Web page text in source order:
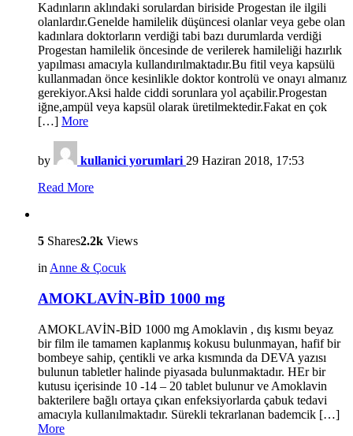
Kadınların aklındaki sorulardan biriside Progestan ile ilgili
olanlardır.Genelde hamilelik düşüncesi olanlar veya gebe olan
kadınlara doktorların verdiği tabi bazı durumlarda verdiği
Progestan hamilelik öncesinde de verilerek hamileliği hazırlık
yapılması amacıyla kullandırılmaktadır.Bu fitil veya kapsülü
kullanmadan önce kesinlikle doktor kontrolü ve onayı almanız
gerekiyor.Aksi halde ciddi sorunlara yol açabilir.Progestan
iğne,ampül veya kapsül olarak üretilmektedir.Fakat en çok
[…] More
by kullanici yorumlari 29 Haziran 2018, 17:53
Read More
5 Shares2.2k Views
in Anne & Çocuk
AMOKLAVİN-BİD 1000 mg
AMOKLAVİN-BİD 1000 mg Amoklavin , dış kısmı beyaz
bir film ile tamamen kaplanmış kokusu bulunmayan, hafif bir
bombeye sahip, çentikli ve arka kısmında da DEVA yazısı
bulunun tabletler halinde piyasada bulunmaktadır. HEr bir
kutusu içerisinde 10 -14 – 20 tablet bulunur ve Amoklavin
bakterilere bağlı ortaya çıkan enfeksiyorlarda çabuk tedavi
amacıyla kullanılmaktadır. Sürekli tekrarlanan bademcik […]
More